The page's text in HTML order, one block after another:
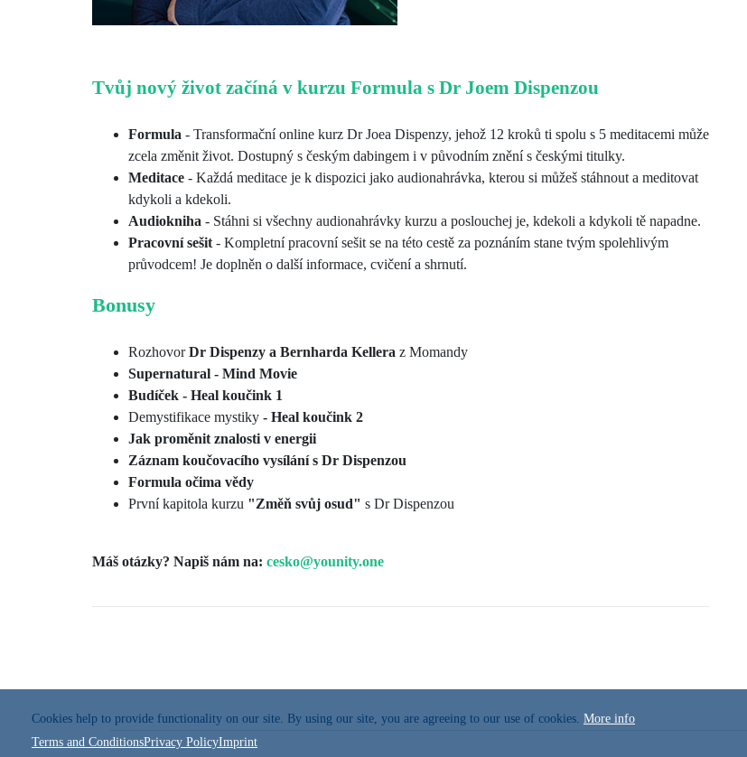
Tvůj nový život začíná v kurzu Formula s Dr Joem Dispenzou
Formula - Transformační online kurz Dr Joea Dispenzy, jehož 12 kroků ti spolu s 5 meditacemi může
zcela změnit život. Dostupný s českým dabingem i v původním znění s českými titulky.
Meditace - Každá meditace je k dispozici jako audionahrávka, kterou si můžeš stáhnout a meditovat
kdykoli a kdekoli.
Audiokniha - Stáhni si všechny audionahrávky kurzu a poslouchej je, kdekoli a kdykoli tě napadne.
Pracovní sešit - Kompletní pracovní sešit se na této cestě za poznáním stane tvým spolehlivým
průvodcem! Je doplněn o další informace, cvičení a shrnutí.
Bonusy
RozhovorDr Dispenzy a Bernharda Kellera z Momandy
Supernatural - Mind Movie
Budíček - Heal koučink 1
Demystifikace mystiky - Heal koučink 2
Jak proměnit znalosti v energii
Záznam koučovacího vysílání s Dr Dispenzou
Formula očima vědy
První kapitola kurzu "Změň svůj osud" s Dr Dispenzou
Máš otázky? Napiš nám na: cesko@younity.one
Cookies help to provide functionality on our site. By using our site, you are agreeing to our use of cookies. More info
Terms and ConditionsPrivacy PolicyImprint